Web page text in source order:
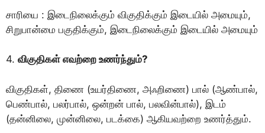
சாரியை : இடைநிலைக்கும் விகுதிக்கும் இடையில் அமையும்,
சிறுபான்மை பகுதிக்கும், இடைநிலைக்கும் இடையில் அமையும்
4. விகுதிகள் எவற்றை உணர்ந்தும்?
விகுதிகள், திணை (உயர்திணை, அஃறிணை) பால் (ஆண்பால்,
பெண்பால், பலர்பால், ஒன்றன் பால், பலவின்பால்), இடம்
(தன்னிலை, முன்னிலை, படக்கை) ஆகியவற்றை உணர்த்தும்.